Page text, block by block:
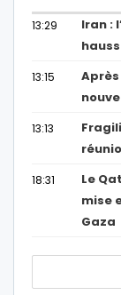
13:29
Iran :
13:15
13:13
18:31
Le
mise
Gaza